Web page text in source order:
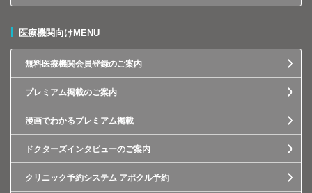
医療機関向けMENU
無料医療機関会員登録のご案内
プレミアム掲載のご案内
漫画でわかるプレミアム掲載
ドクターズインタビューのご案内
クリニック予約システム アポクル予約